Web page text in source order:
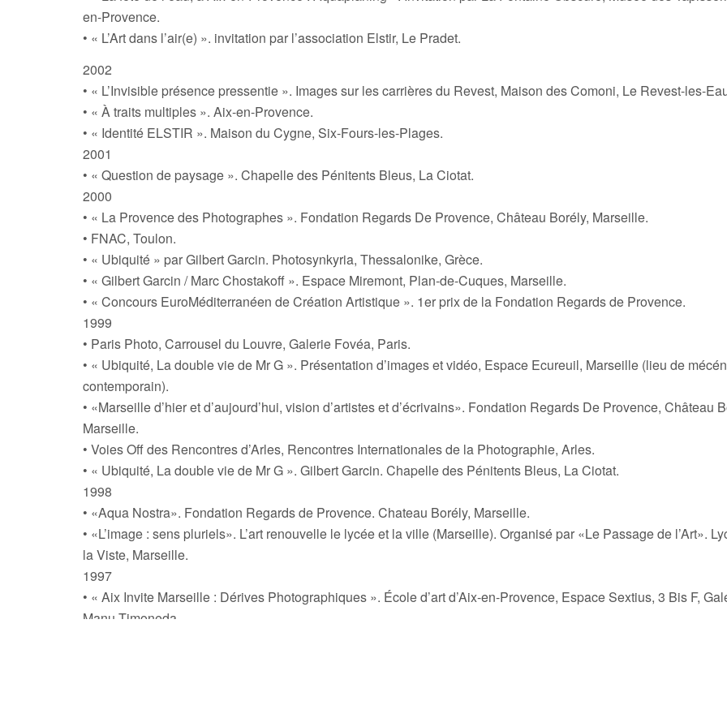
en-Provence.
• « L’Art dans l’air(e) ». invitation par l’association Elstir, Le Pradet.
2002
• « L’Invisible présence pressentie ». Images sur les carrières du Revest, Maison des Comoni, Le Revest-les-
• « À traits multiples ». Aix-en-Provence.
• « Identité ELSTIR ». Maison du Cygne, Six-Fours-les-Plages.
2001
• « Question de paysage ». Chapelle des Pénitents Bleus, La Ciotat.
2000
• « La Provence des Photographes ». Fondation Regards De Provence, Château Borély, Marseille.
• FNAC, Toulon.
• « Ubiquité » par Gilbert Garcin. Photosynkyria, Thessalonike, Grèce.
• « Gilbert Garcin / Marc Chostakoff ». Espace Miremont, Plan-de-Cuques, Marseille.
• « Concours EuroMéditerranéen de Création Artistique ». 1er prix de la Fondation Regards de Provence.
1999
• Paris Photo, Carrousel du Louvre, Galerie Fovéa, Paris.
• « Ubiquité, La double vie de Mr G ». Présentation d’images et vidéo, Espace Ecureuil, Marseille (lieu de
contemporain).
• «Marseille d’hier et d’aujourd’hui, vision d’artistes et d’écrivains». Fondation Regards De Provence, Château
Marseille.
• Voies Off des Rencontres d’Arles, Rencontres Internationales de la Photographie, Arles.
• « Ubiquité, La double vie de Mr G ». Gilbert Garcin. Chapelle des Pénitents Bleus, La Ciotat.
1998
• «Aqua Nostra». Fondation Regards de Provence. Chateau Borély, Marseille.
• «L’image : sens pluriels». L’art renouvelle le lycée et la ville (Marseille). Organisé par «Le Passage de l’Art».
la Viste, Marseille.
1997
• « Aix Invite Marseille : Dérives Photographiques ». École d’art d’Aix-en-Provence, Espace Sextius, 3 Bis F,
Manu-Timoneda.